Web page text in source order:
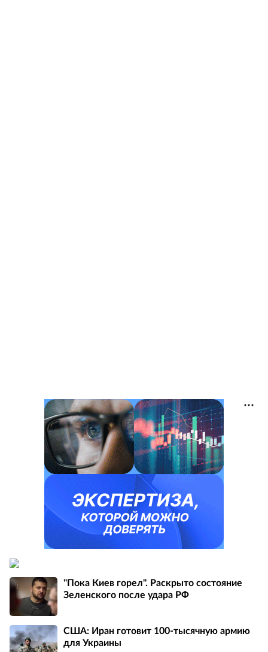
"Пока Киев горел". Раскрыто состояние
Зеленского после удара РФ
США: Иран готовит 100-тысячную армию
для Украины